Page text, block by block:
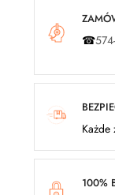
☎
Każde
100%